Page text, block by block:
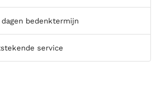
dagen bedenktermijn
service